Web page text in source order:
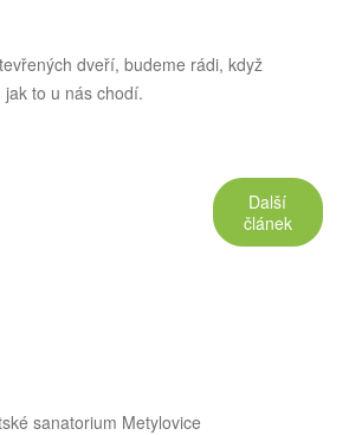
dveří, budeme rádi, když
to u nás chodí.
Další
článek
sanatorium Metylovice